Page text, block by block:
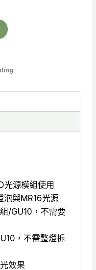
光源模組使用
泡與MR16光源
/GU10，不需要
，不需整燈拆
效果